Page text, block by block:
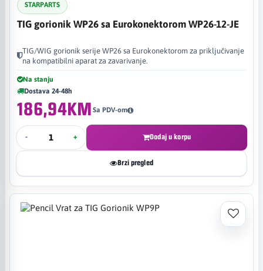
STARPARTS
TIG gorionik WP26 sa Eurokonektorom WP26-12-JE
TIG/WIG gorionik serije WP26 sa Eurokonektorom za priključivanje
na kompatibilni aparat za zavarivanje.
Na stanju
Dostava 24-48h
186,94KM Sa PDV-om
- + Dodaj u korpu
Brzi pregled